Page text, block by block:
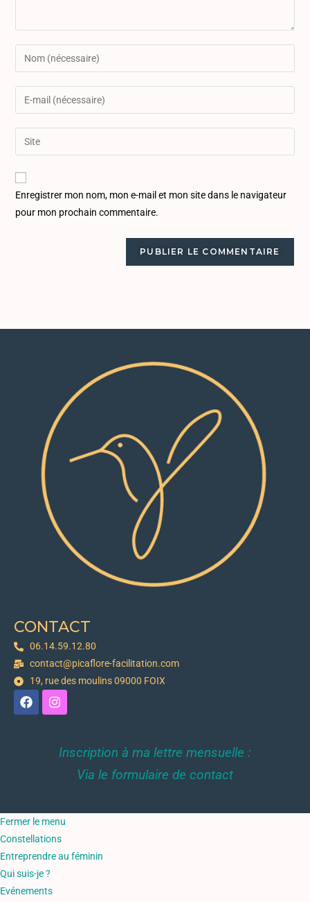
Enregistrer mon nom, mon e-mail et mon site dans le navigateur
pour mon prochain commentaire.
CONTACT
06.14.59.12.80
contact@picaflore-facilitation.com
19, rue des moulins 09000 FOIX
Inscription à ma lettre mensuelle :
Via le formulaire de contact
Fermer le menu
Constellations
Entreprendre au féminin
Qui suis-je ?
Evénements